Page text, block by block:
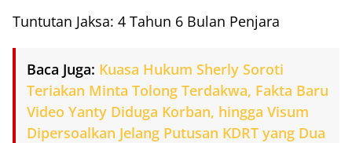
Tuntutan Jaksa: 4 Tahun 6 Bulan Penjara
Baca Juga: Kuasa Hukum Sherly Soroti
Teriakan Minta Tolong Terdakwa, Fakta Baru
Video Yanty Diduga Korban, hingga Visum
Dipersoalkan Jelang Putusan KDRT yang Dua